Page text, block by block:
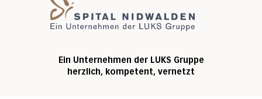
Ein Unternehmen der LUKS Gruppe
herzlich, kompetent, vernetzt